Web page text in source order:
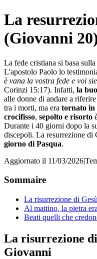
La
(Giovanni
La fede cristiana si basa
L'apostolo Paolo lo
è vana la vostra fede e voi
Corinzi 15:17). Infatti, la
alle donne di andare a
tra i morti, ma era tornato in
crocifisso, sepolto e risorto
Durante i 40 giorni dopo la
discepoli. La resurrezione di
giorno di Pasqua.
Aggiornato il 11/03/2026|
Sommaire
La risurrezione di
Al mattino, la pietra
Beati quelli che
La risurrezione
Giovanni